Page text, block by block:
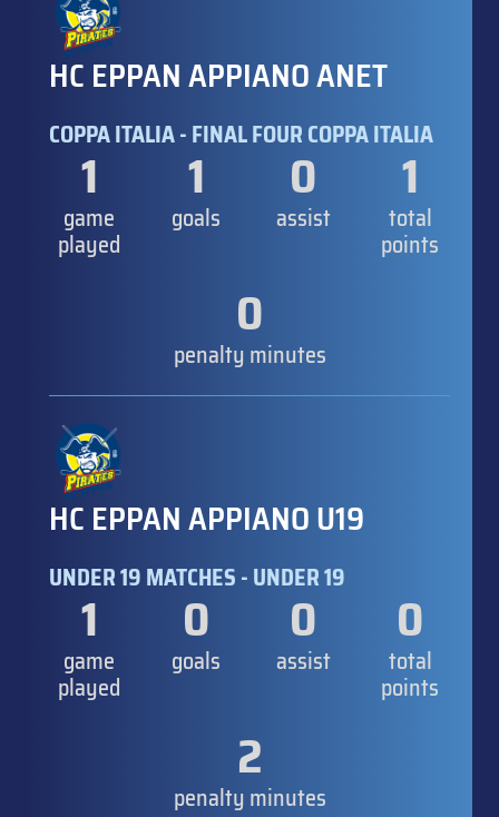
HC EPPAN APPIANO ANET
COPPA ITALIA - FINAL FOUR COPPA ITALIA
1
game
played
1
goals
0
assist
1
total
points
0
penalty minutes
HC EPPAN APPIANO U19
UNDER 19 MATCHES - UNDER 19
1
game
played
0
goals
0
assist
0
total
points
2
penalty minutes